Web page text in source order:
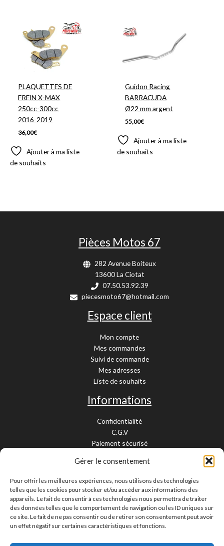
Gérer le consentement
Pour offrir les meilleures expériences, nous utilisons des technologies
telles que les cookies pour stocker et/ou accéder aux informations des
appareils. Le fait de consentir à ces technologies nous permettra de traiter
des données telles que le comportement de navigation ou les ID uniques sur
ce site. Le fait de ne pas consentir ou de retirer son consentement peut avoir
un effet négatif sur certaines caractéristiques et fonctions.
PLAQUETTES DE
FREIN X-MAX
250cc-300cc
2016-2019
36,00€
Ajouter à ma liste
de souhaits
Guidon Racing
BARRACUDA
Ø22 mm argent
55,00€
Ajouter à ma liste
de souhaits
Pièces Motos 67
282 Avenue Boiteux
13600 La Ciotat
07.50.53.92.39
piecesmoto67@hotmail.com
Espace client
Mon compte
Mes commandes
Suivi de commande
Mes adresses
Liste de souhaits
Informations
Confidentialité
C.G.V
Paiement sécurisé
Livraison et retour
Cookies
Contact
Paiement sécurisé